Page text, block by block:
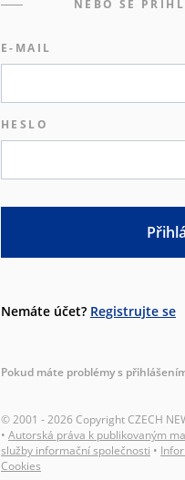
NEBO SE
E-MAIL
HESLO
Nemáte účet? Registrujte se
Pokud máte problémy s
© 2001 - 2026 Copyright CZECH
• Autorská práva k publikovaným
služby informační společnosti •
Cookies